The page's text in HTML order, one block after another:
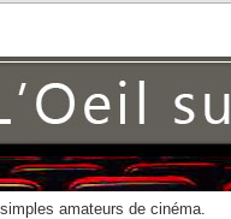
amateurs de cinéma.